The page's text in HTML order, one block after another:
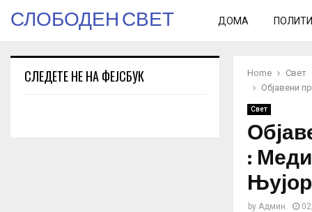
СЛОБОДЕН СВЕТ ДОМА
Home
Свет
Објавени
Свет
:
by Админ
СЛЕДЕТЕ НЕ НА ФЕЈСБУК